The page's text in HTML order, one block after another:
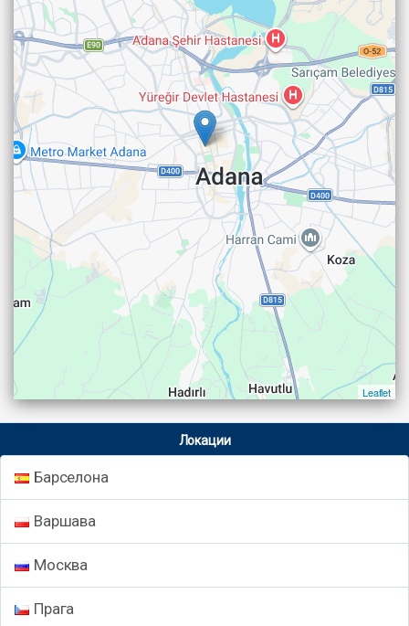
Leaflet
Локации
Барселона
Варшава
Москва
Прага